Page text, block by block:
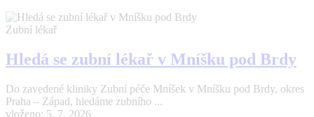
Zubní lékař
Hledá se zubní lékař v Mníšku pod Brdy
Do zavedené kliniky Zubní péče Mníšek v Mníšku pod Brdy, okres
Praha – Západ, hledáme zubního ...
vloženo: 5. 7. 2026